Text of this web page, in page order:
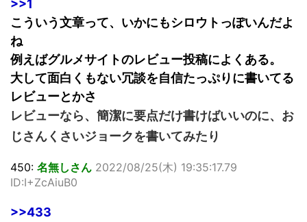
>>1
こういう文章って、いかにもシロウトっぽいんだよ
ね
例えばグルメサイトのレビュー投稿によくある。
大して面白くもない冗談を自信たっぷりに書いてる
レビューとかさ
レビューなら、簡潔に要点だけ書けばいいのに、お
じさんくさいジョークを書いてみたり
450: 名無しさん 2022/08/25(木) 19:35:17.79
ID:I+ZcAiuB0
>>433